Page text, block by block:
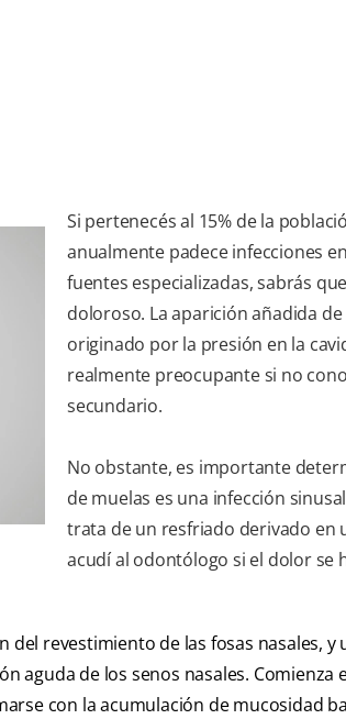
Si pertenecés al 15% de la
anualmente padece infecciones
fuentes especializadas, sabrás
doloroso. La aparición añadida de
originado por la presión en la
realmente preocupante si no
secundario.
No obstante, es importante
de muelas es una infección
trata de un resfriado derivado en
acudí al odontólogo si el dolor se
revestimiento de las fosas nasales,
aguda de los senos nasales. Comienza
con la acumulación de mucosidad